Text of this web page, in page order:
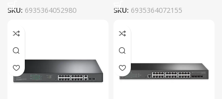
SKU: 6935364052980 SKU: 6935364072155